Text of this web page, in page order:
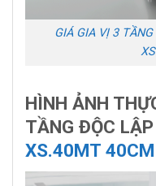
GIÁ GIA VỊ 3
HÌNH ẢNH
TẦNG ĐỘC
XS.40MT 40CM